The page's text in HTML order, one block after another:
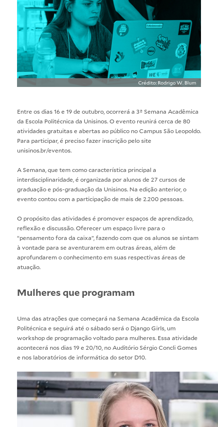
Crédito: Rodrigo W. Blum
Entre os dias 16 e 19 de outubro, ocorrerá a 3ª Semana Acadêmica
da Escola Politécnica da Unisinos. O evento reunirá cerca de 80
atividades gratuitas e abertas ao público no Campus São Leopoldo.
Para participar, é preciso fazer inscrição pelo site
unisinos.br/eventos.
A Semana, que tem como característica principal a
interdisciplinaridade, é organizada por alunos de 27 cursos de
graduação e pós-graduação da Unisinos. Na edição anterior, o
evento contou com a participação de mais de 2.200 pessoas.
O propósito das atividades é promover espaços de aprendizado,
reflexão e discussão. Oferecer um espaço livre para o
“pensamento fora da caixa”, fazendo com que os alunos se sintam
à vontade para se aventurarem em outras áreas, além de
aprofundarem o conhecimento em suas respectivas áreas de
atuação.
Mulheres que programam
Uma das atrações que começará na Semana Acadêmica da Escola
Politécnica e seguirá até o sábado será o Django Girls, um
workshop de programação voltado para mulheres. Essa atividade
acontecerá nos dias 19 e 20/10, no Auditório Sérgio Concli Gomes
e nos laboratórios de informática do setor D10.